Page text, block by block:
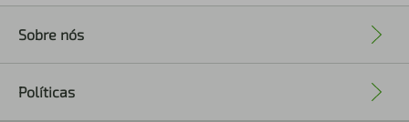
Sobre nós
Políticas